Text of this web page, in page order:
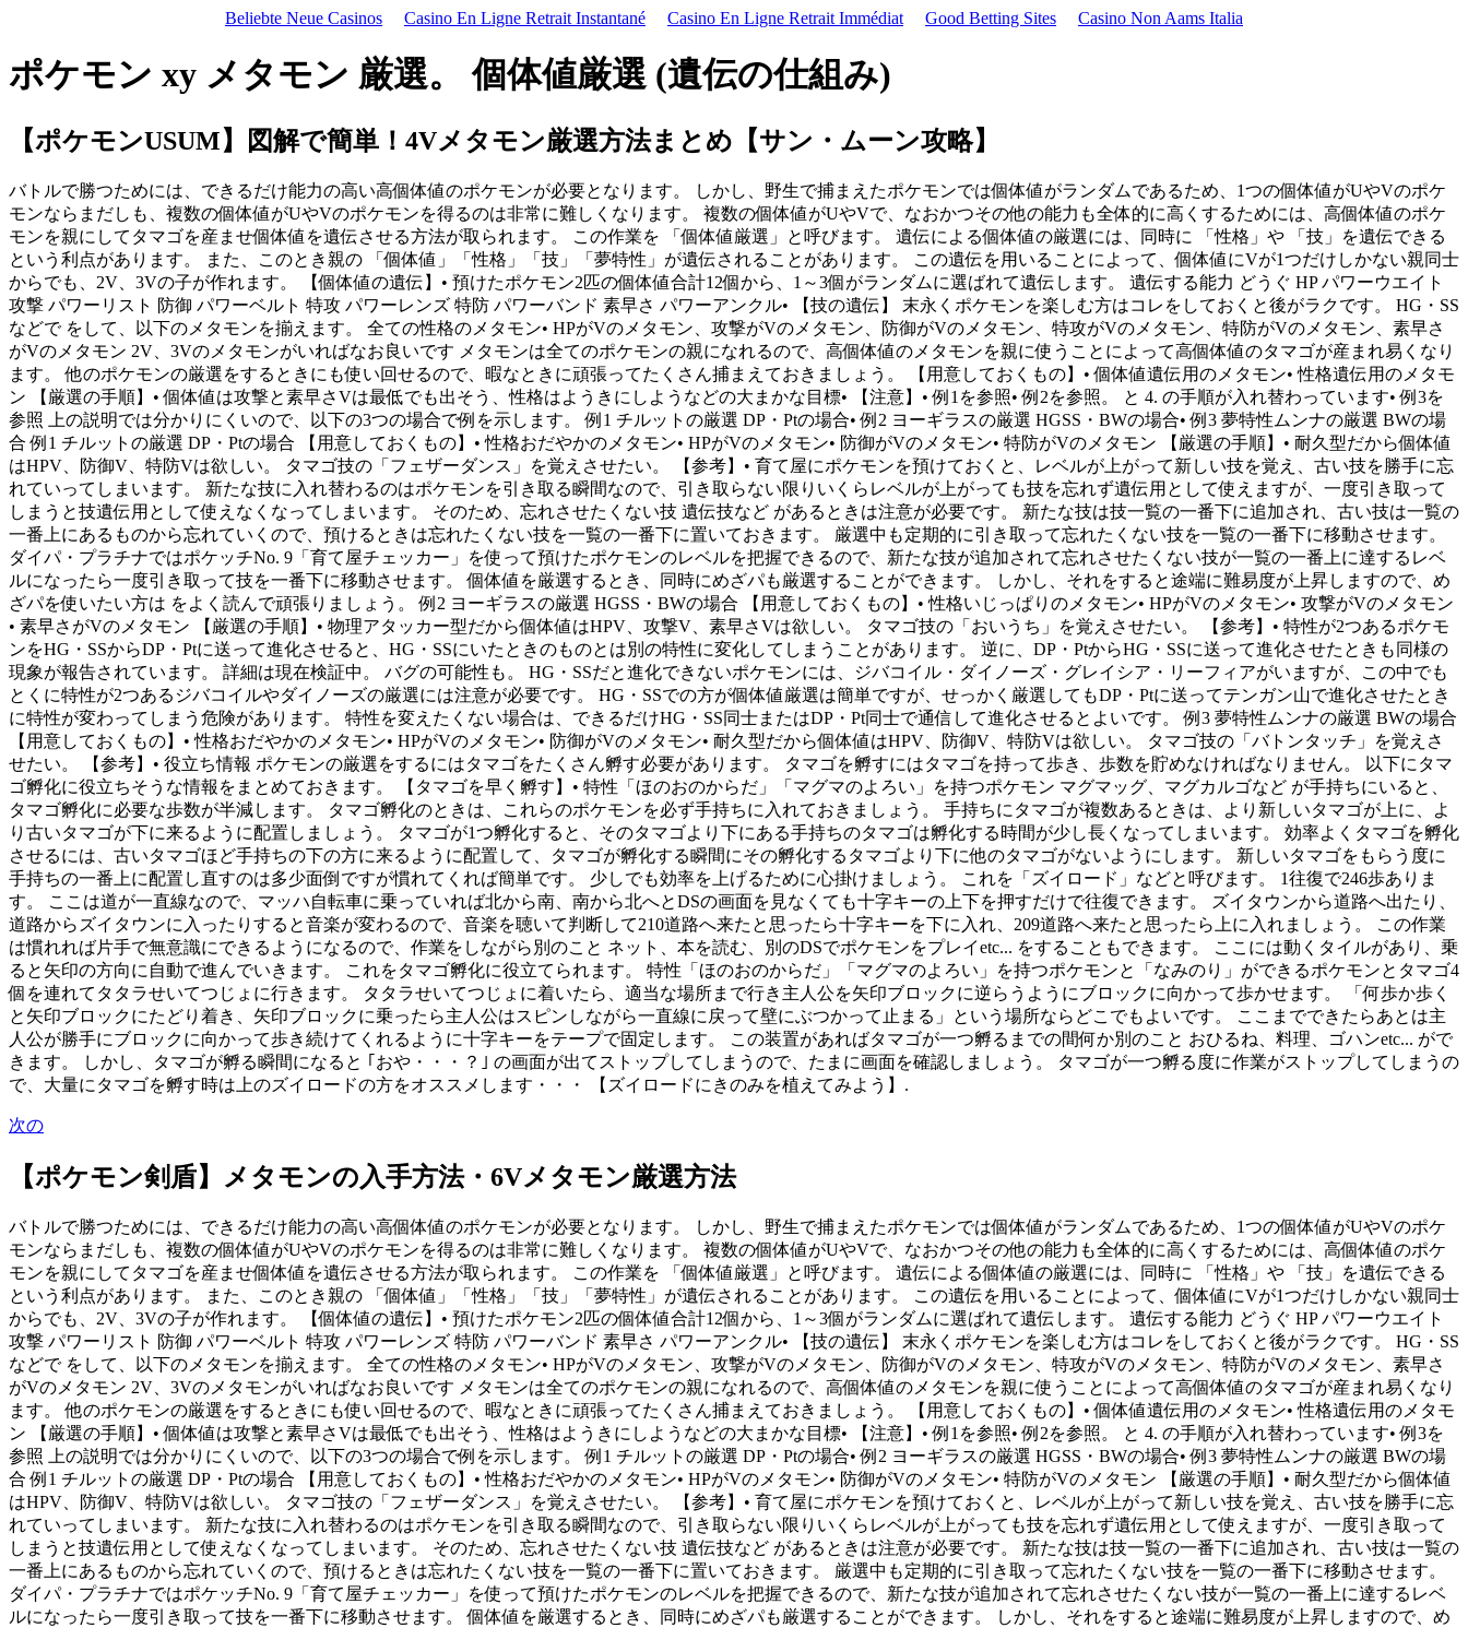
Beliebte Neue Casinos Casino En Ligne Retrait Instantané Casino En Ligne Retrait Immédiat Good Betting Sites Casino Non Aams Italia
ポケモン xy メタモン 厳選。 個体値厳選 (遺伝の仕組み)
【ポケモンUSUM】図解で簡単！4Vメタモン厳選方法まとめ【サン・ムーン攻略】
バトルで勝つためには、できるだけ能力の高い高個体値のポケモンが必要となります。 しかし、野生で捕まえたポケモンでは個体値がランダムであるため、1つの個体値がUやVのポケ
モンならまだしも、複数の個体値がUやVのポケモンを得るのは非常に難しくなります。 複数の個体値がUやVで、なおかつその他の能力も全体的に高くするためには、高個体値のポケ
モンを親にしてタマゴを産ませ個体値を遺伝させる方法が取られます。 この作業を 「個体値厳選」と呼びます。 遺伝による個体値の厳選には、同時に 「性格」や 「技」を遺伝できる
という利点があります。 また、このとき親の 「個体値」「性格」「技」「夢特性」が遺伝されることがあります。 この遺伝を用いることによって、個体値にVが1つだけしかない親同士
からでも、2V、3Vの子が作れます。 【個体値の遺伝】• 預けたポケモン2匹の個体値合計12個から、1～3個がランダムに選ばれて遺伝します。 遺伝する能力 どうぐ HP パワーウエイト
攻撃 パワーリスト 防御 パワーベルト 特攻 パワーレンズ 特防 パワーバンド 素早さ パワーアンクル• 【技の遺伝】 末永くポケモンを楽しむ方はコレをしておくと後がラクです。 HG・SS
などで をして、以下のメタモンを揃えます。 全ての性格のメタモン• HPがVのメタモン、攻撃がVのメタモン、防御がVのメタモン、特攻がVのメタモン、特防がVのメタモン、素早さ
がVのメタモン 2V、3Vのメタモンがいればなお良いです メタモンは全てのポケモンの親になれるので、高個体値のメタモンを親に使うことによって高個体値のタマゴが産まれ易くなり
ます。 他のポケモンの厳選をするときにも使い回せるので、暇なときに頑張ってたくさん捕まえておきましょう。 【用意しておくもの】• 個体値遺伝用のメタモン• 性格遺伝用のメタモ
ン 【厳選の手順】• 個体値は攻撃と素早さVは最低でも出そう、性格はようきにしようなどの大まかな目標• 【注意】• 例1を参照• 例2を参照。 と 4. の手順が入れ替わっています• 例3を
参照 上の説明では分かりにくいので、以下の3つの場合で例を示します。 例1 チルットの厳選 DP・Ptの場合• 例2 ヨーギラスの厳選 HGSS・BWの場合• 例3 夢特性ムンナの厳選 BWの場
合 例1 チルットの厳選 DP・Ptの場合 【用意しておくもの】• 性格おだやかのメタモン• HPがVのメタモン• 防御がVのメタモン• 特防がVのメタモン 【厳選の手順】• 耐久型だから個体値
はHPV、防御V、特防Vは欲しい。 タマゴ技の「フェザーダンス」を覚えさせたい。 【参考】• 育て屋にポケモンを預けておくと、レベルが上がって新しい技を覚え、古い技を勝手に忘
れていってしまいます。 新たな技に入れ替わるのはポケモンを引き取る瞬間なので、引き取らない限りいくらレベルが上がっても技を忘れず遺伝用として使えますが、一度引き取って
しまうと技遺伝用として使えなくなってしまいます。 そのため、忘れさせたくない技 遺伝技など があるときは注意が必要です。 新たな技は技一覧の一番下に追加され、古い技は一覧の
一番上にあるものから忘れていくので、預けるときは忘れたくない技を一覧の一番下に置いておきます。 厳選中も定期的に引き取って忘れたくない技を一覧の一番下に移動させます。
ダイパ・プラチナではポケッチNo. 9「育て屋チェッカー」を使って預けたポケモンのレベルを把握できるので、新たな技が追加されて忘れさせたくない技が一覧の一番上に達するレベ
ルになったら一度引き取って技を一番下に移動させます。 個体値を厳選するとき、同時にめざパも厳選することができます。 しかし、それをすると途端に難易度が上昇しますので、め
ざパを使いたい方は をよく読んで頑張りましょう。 例2 ヨーギラスの厳選 HGSS・BWの場合 【用意しておくもの】• 性格いじっぱりのメタモン• HPがVのメタモン• 攻撃がVのメタモン
• 素早さがVのメタモン 【厳選の手順】• 物理アタッカー型だから個体値はHPV、攻撃V、素早さVは欲しい。 タマゴ技の「おいうち」を覚えさせたい。 【参考】• 特性が2つあるポケモ
ンをHG・SSからDP・Ptに送って進化させると、HG・SSにいたときのものとは別の特性に変化してしまうことがあります。 逆に、DP・PtからHG・SSに送って進化させたときも同様の
現象が報告されています。 詳細は現在検証中。 バグの可能性も。 HG・SSだと進化できないポケモンには、ジバコイル・ダイノーズ・グレイシア・リーフィアがいますが、この中でも
とくに特性が2つあるジバコイルやダイノーズの厳選には注意が必要です。 HG・SSでの方が個体値厳選は簡単ですが、せっかく厳選してもDP・Ptに送ってテンガン山で進化させたとき
に特性が変わってしまう危険があります。 特性を変えたくない場合は、できるだけHG・SS同士またはDP・Pt同士で通信して進化させるとよいです。 例3 夢特性ムンナの厳選 BWの場合
【用意しておくもの】• 性格おだやかのメタモン• HPがVのメタモン• 防御がVのメタモン• 耐久型だから個体値はHPV、防御V、特防Vは欲しい。 タマゴ技の「バトンタッチ」を覚えさ
せたい。 【参考】• 役立ち情報 ポケモンの厳選をするにはタマゴをたくさん孵す必要があります。 タマゴを孵すにはタマゴを持って歩き、歩数を貯めなければなりません。 以下にタマ
ゴ孵化に役立ちそうな情報をまとめておきます。 【タマゴを早く孵す】• 特性「ほのおのからだ」「マグマのよろい」を持つポケモン マグマッグ、マグカルゴなど が手持ちにいると、
タマゴ孵化に必要な歩数が半減します。 タマゴ孵化のときは、これらのポケモンを必ず手持ちに入れておきましょう。 手持ちにタマゴが複数あるときは、より新しいタマゴが上に、よ
り古いタマゴが下に来るように配置しましょう。 タマゴが1つ孵化すると、そのタマゴより下にある手持ちのタマゴは孵化する時間が少し長くなってしまいます。 効率よくタマゴを孵化
させるには、古いタマゴほど手持ちの下の方に来るように配置して、タマゴが孵化する瞬間にその孵化するタマゴより下に他のタマゴがないようにします。 新しいタマゴをもらう度に
手持ちの一番上に配置し直すのは多少面倒ですが慣れてくれば簡単です。 少しでも効率を上げるために心掛けましょう。 これを「ズイロード」などと呼びます。 1往復で246歩ありま
す。 ここは道が一直線なので、マッハ自転車に乗っていれば北から南、南から北へとDSの画面を見なくても十字キーの上下を押すだけで往復できます。 ズイタウンから道路へ出たり、
道路からズイタウンに入ったりすると音楽が変わるので、音楽を聴いて判断して210道路へ来たと思ったら十字キーを下に入れ、209道路へ来たと思ったら上に入れましょう。 この作業
は慣れれば片手で無意識にできるようになるので、作業をしながら別のこと ネット、本を読む、別のDSでポケモンをプレイetc... をすることもできます。 ここには動くタイルがあり、乗
ると矢印の方向に自動で進んでいきます。 これをタマゴ孵化に役立てられます。 特性「ほのおのからだ」「マグマのよろい」を持つポケモンと「なみのり」ができるポケモンとタマゴ4
個を連れてタタラせいてつじょに行きます。 タタラせいてつじょに着いたら、適当な場所まで行き主人公を矢印ブロックに逆らうようにブロックに向かって歩かせます。 「何歩か歩く
と矢印ブロックにたどり着き、矢印ブロックに乗ったら主人公はスピンしながら一直線に戻って壁にぶつかって止まる」という場所ならどこでもよいです。 ここまでできたらあとは主
人公が勝手にブロックに向かって歩き続けてくれるように十字キーをテープで固定します。 この装置があればタマゴが一つ孵るまでの間何か別のこと おひるね、料理、ゴハンetc... がで
きます。 しかし、タマゴが孵る瞬間になると ｢おや・・・？｣ の画面が出てストップしてしまうので、たまに画面を確認しましょう。 タマゴが一つ孵る度に作業がストップしてしまうの
で、大量にタマゴを孵す時は上のズイロードの方をオススメします・・・ 【ズイロードにきのみを植えてみよう】.
次の
【ポケモン剣盾】メタモンの入手方法・6Vメタモン厳選方法
バトルで勝つためには、できるだけ能力の高い高個体値のポケモンが必要となります。 しかし、野生で捕まえたポケモンでは個体値がランダムであるため、1つの個体値がUやVのポケ
モンならまだしも、複数の個体値がUやVのポケモンを得るのは非常に難しくなります。 複数の個体値がUやVで、なおかつその他の能力も全体的に高くするためには、高個体値のポケ
モンを親にしてタマゴを産ませ個体値を遺伝させる方法が取られます。 この作業を 「個体値厳選」と呼びます。 遺伝による個体値の厳選には、同時に 「性格」や 「技」を遺伝できる
という利点があります。 また、このとき親の 「個体値」「性格」「技」「夢特性」が遺伝されることがあります。 この遺伝を用いることによって、個体値にVが1つだけしかない親同士
からでも、2V、3Vの子が作れます。 【個体値の遺伝】• 預けたポケモン2匹の個体値合計12個から、1～3個がランダムに選ばれて遺伝します。 遺伝する能力 どうぐ HP パワーウエイト
攻撃 パワーリスト 防御 パワーベルト 特攻 パワーレンズ 特防 パワーバンド 素早さ パワーアンクル• 【技の遺伝】 末永くポケモンを楽しむ方はコレをしておくと後がラクです。 HG・SS
などで をして、以下のメタモンを揃えます。 全ての性格のメタモン• HPがVのメタモン、攻撃がVのメタモン、防御がVのメタモン、特攻がVのメタモン、特防がVのメタモン、素早さ
がVのメタモン 2V、3Vのメタモンがいればなお良いです メタモンは全てのポケモンの親になれるので、高個体値のメタモンを親に使うことによって高個体値のタマゴが産まれ易くなり
ます。 他のポケモンの厳選をするときにも使い回せるので、暇なときに頑張ってたくさん捕まえておきましょう。 【用意しておくもの】• 個体値遺伝用のメタモン• 性格遺伝用のメタモ
ン 【厳選の手順】• 個体値は攻撃と素早さVは最低でも出そう、性格はようきにしようなどの大まかな目標• 【注意】• 例1を参照• 例2を参照。 と 4. の手順が入れ替わっています• 例3を
参照 上の説明では分かりにくいので、以下の3つの場合で例を示します。 例1 チルットの厳選 DP・Ptの場合• 例2 ヨーギラスの厳選 HGSS・BWの場合• 例3 夢特性ムンナの厳選 BWの場
合 例1 チルットの厳選 DP・Ptの場合 【用意しておくもの】• 性格おだやかのメタモン• HPがVのメタモン• 防御がVのメタモン• 特防がVのメタモン 【厳選の手順】• 耐久型だから個体値
はHPV、防御V、特防Vは欲しい。 タマゴ技の「フェザーダンス」を覚えさせたい。 【参考】• 育て屋にポケモンを預けておくと、レベルが上がって新しい技を覚え、古い技を勝手に忘
れていってしまいます。 新たな技に入れ替わるのはポケモンを引き取る瞬間なので、引き取らない限りいくらレベルが上がっても技を忘れず遺伝用として使えますが、一度引き取って
しまうと技遺伝用として使えなくなってしまいます。 そのため、忘れさせたくない技 遺伝技など があるときは注意が必要です。 新たな技は技一覧の一番下に追加され、古い技は一覧の
一番上にあるものから忘れていくので、預けるときは忘れたくない技を一覧の一番下に置いておきます。 厳選中も定期的に引き取って忘れたくない技を一覧の一番下に移動させます。
ダイパ・プラチナではポケッチNo. 9「育て屋チェッカー」を使って預けたポケモンのレベルを把握できるので、新たな技が追加されて忘れさせたくない技が一覧の一番上に達するレベ
ルになったら一度引き取って技を一番下に移動させます。 個体値を厳選するとき、同時にめざパも厳選することができます。 しかし、それをすると途端に難易度が上昇しますので、め